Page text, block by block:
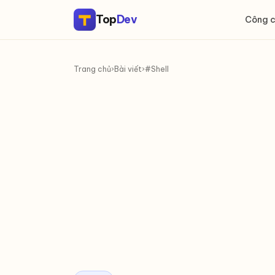
TopDev Công
Trang chủ› Bài viết›#Shell